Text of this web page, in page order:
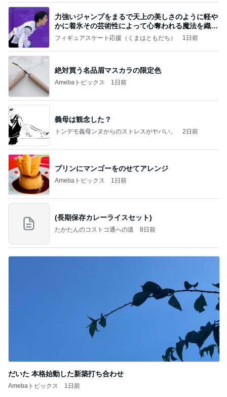
力強いジャンプをまるで天上の美しさのように軽や
かに着氷その芸術性によって心奪われる魔法を織り
なす
フィギュアスケート応援（くまはともだち） 1日前
絶対買う名品眉マスカラの限定色
Amebaトピックス 1日前
義母は観念した？
トンデモ義母ンヌからのストレスがヤバい。 2日前
プリンにマンゴーをのせてアレンジ
Amebaトピックス 1日前
(長期保存カレーライスセット)
たかたんのコストコ通への道 8日前
だいた 本格始動した新築打ち合わせ
Amebaトピックス 1日前